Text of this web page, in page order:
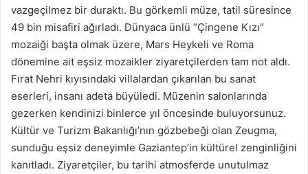
vazgeçilmez bir duraktı. Bu görkemli müze, tatil süresince
49 bin misafiri ağırladı. Dünyaca ünlü “Çingene Kızı”
mozaiği başta olmak üzere, Mars Heykeli ve Roma
dönemine ait eşsiz mozaikler ziyaretçilerden tam not aldı.
Fırat Nehri kıyısındaki villalardan çıkarılan bu sanat
eserleri, insanı adeta büyüledi. Müzenin salonlarında
gezerken kendinizi binlerce yıl öncesinde buluyorsunuz.
Kültür ve Turizm Bakanlığı’nın gözbebeği olan Zeugma,
sunduğu eşsiz deneyimle Gaziantep’in kültürel zenginliğini
kanıtladı. Ziyaretçiler, bu tarihi atmosferde unutulmaz